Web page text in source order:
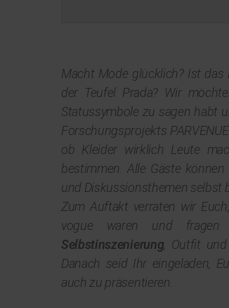
Macht Mode glücklich? Ist
der Teufel Prada? Wir
Statussymbole zu sagen habt
Forschungsprojekts
ob Kleider wirklich Leute
bestimmen. Alle Gäste
und Diskussionsthemen selbst
Zum Auftakt verraten wir
vogue waren und fragen
Selbstinszenierung, Outfit und
Danach seid Ihr eingeladen,
auch zu präsentieren.